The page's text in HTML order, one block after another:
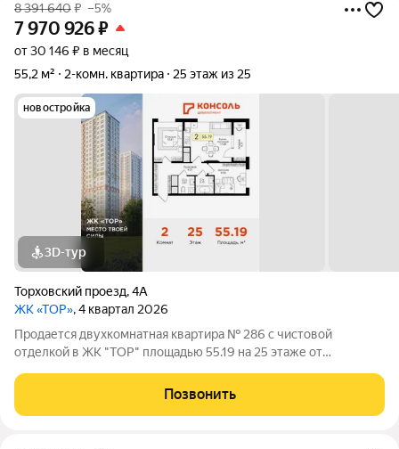
8 391 640₽ –5%
7 970 926₽
от 30 146 ₽ в месяц
55,2 м²
2-комн. квартира 25 этаж из 25
новостройка
3D-тур
Торховский проезд,4А
ЖК «ТОР», 4 квартал 2026
Продается двухкомнатная квартира № 286 с чистовой
отделкой в ЖК "ТОР" площадью 55.19 на 25 этаже от
присвоен повышенный уровень комфортности комфорт плюс.
Он подразумевает светлые просторные
Позвонить